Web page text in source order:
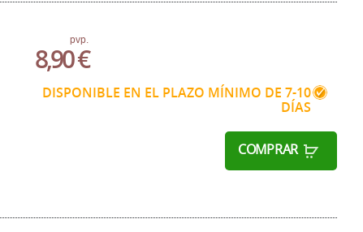
pvp.
8,90 €
DISPONIBLE EN EL PLAZO MÍNIMO DE 7-10
DÍAS
COMPRAR